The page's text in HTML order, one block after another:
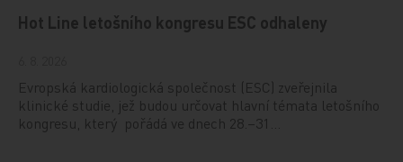
Hot Line letošního kongresu ESC odhaleny
Evropská kardiologická společnost (ESC) zveřejnila
klinické studie, jež budou určovat hlavní témata letošního
kongresu, který pořádá ve dnech 28.–31…